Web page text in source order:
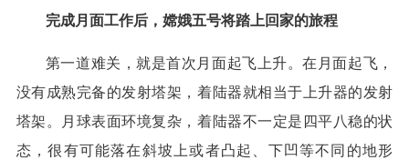
完成月面工作后，嫦娥五号将踏上回家的旅程
第一道难关，就是首次月面起飞上升。在月面起飞，
没有成熟完备的发射塔架，着陆器就相当于上升器的发射
塔架。月球表面环境复杂，着陆器不一定是四平八稳的状
态，很有可能落在斜坡上或者凸起、下凹等不同的地形